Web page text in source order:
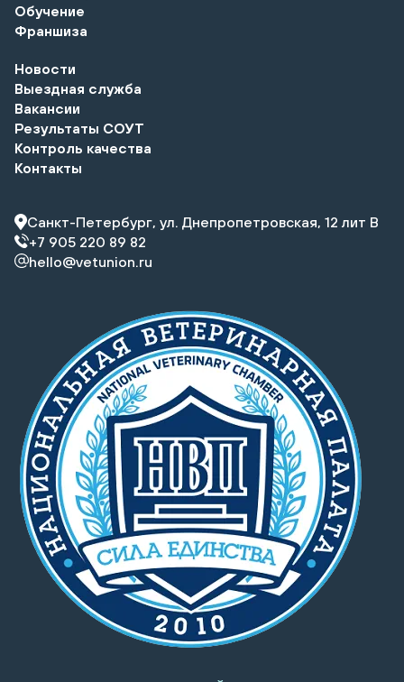
Обучение
Франшиза
Новости
Выездная служба
Вакансии
Результаты СОУТ
Контроль качества
Контакты
Санкт-Петербург, ул. Днепропетровская, 12 лит В
+7 905 220 89 82
hello@vetunion.ru